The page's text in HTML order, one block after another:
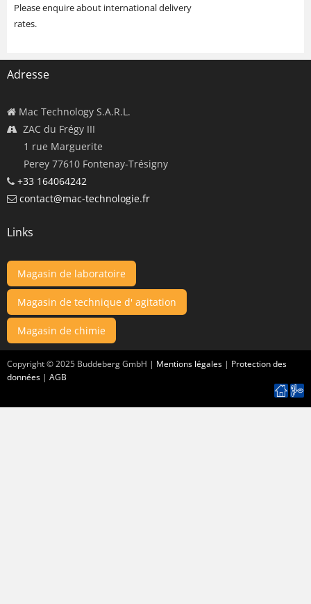
Please enquire about international delivery
rates.
Adresse
Mac Technology S.A.R.L.
ZAC du Frégy III
1 rue Marguerite
Perey 77610 Fontenay-Trésigny
+33 164064242
contact@mac-technologie.fr
Links
Magasin de laboratoire
Magasin de technique d' agitation
Magasin de chimie
Copyright ©2025 Buddeberg GmbH | Mentions légales | Protection des
données | AGB